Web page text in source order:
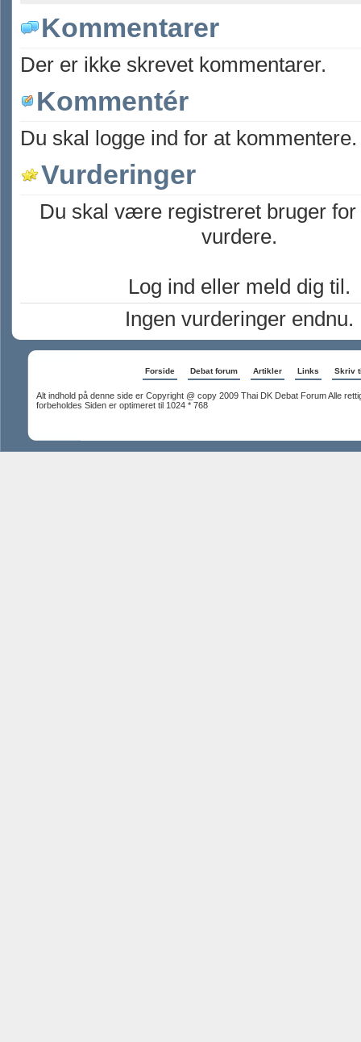
Kommentarer
Der er ikke skrevet kommentarer.
Kommentér
Du skal logge ind for at kommentere.
Vurderinger
Du skal være registreret bruger for
vurdere.
Log ind eller meld dig til.
Ingen vurderinger endnu.
Forside Debat forum Artikler Links Skriv
Alt indhold på denne side er Copyright @ copy 2009 Thai DK Debat Forum Alle
forbeholdes Siden er optimeret til 1024 * 768